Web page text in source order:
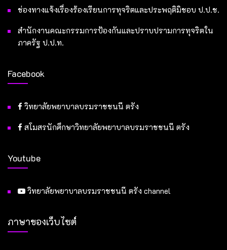
ช่องทางแจ้งเรื่องร้องเรียนการทุจริตและประพฤติมิชอบ ป.ป.ช.
สำนักงานคณะกรรมการป้องกันและปราบปรามการทุจริตใน
ภาครัฐ ป.ป.ท.
Facebook
วิทยาลัยพยาบาลบรมราชชนนี ตรัง
สโมสรนักศึกษาวิทยาลัยพยาบาลบรมราชชนนี ตรัง
Youtube
วิทยาลัยพยาบาลบรมราชชนนี ตรัง channel
ภาษาของเว็บไซต์